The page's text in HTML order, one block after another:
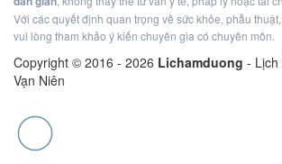
Với các quyết định quan trọng về sức khỏe, phẫu
vui lòng tham khảo ý kiến chuyên gia có chuyên môn.
Copyright © 2016 - 2026 Lichamduong - Lịch
Vạn Niên